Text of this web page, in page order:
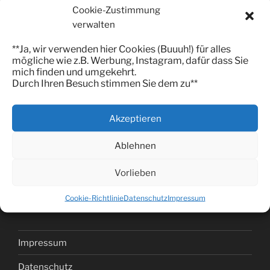
Cookie-Zustimmung
verwalten
**Ja, wir verwenden hier Cookies (Buuuh!) für alles
mögliche wie z.B. Werbung, Instagram, dafür dass Sie
mich finden und umgekehrt.
Durch Ihren Besuch stimmen Sie dem zu**
Akzeptieren
Ablehnen
Vorlieben
Cookie-RichtlinieDatenschutzImpressum
Für ein Projekt bei dem es um „sparen“ ging wurden
diese Gewebe entwickelt. Sie sind aus der
einfachsten aller Gewebebindungen, der
Leinwandbingung gehaltenund somit mit einfachsten
Streifen- oder Strukturmuster wurden in Stoffe für
Krawatten haben wir den Rohstoff natürlich in Seide
Impressum
Datenschutz